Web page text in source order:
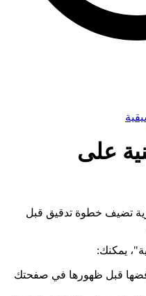
على
تضيف خطوة تدقيق قبل
يمكنك:
قبل ظهورها في صفحتك